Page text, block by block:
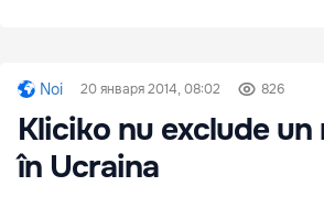
Noi 20 января 2014, 08:02 826
Kliciko nu exclude
în Ucraina